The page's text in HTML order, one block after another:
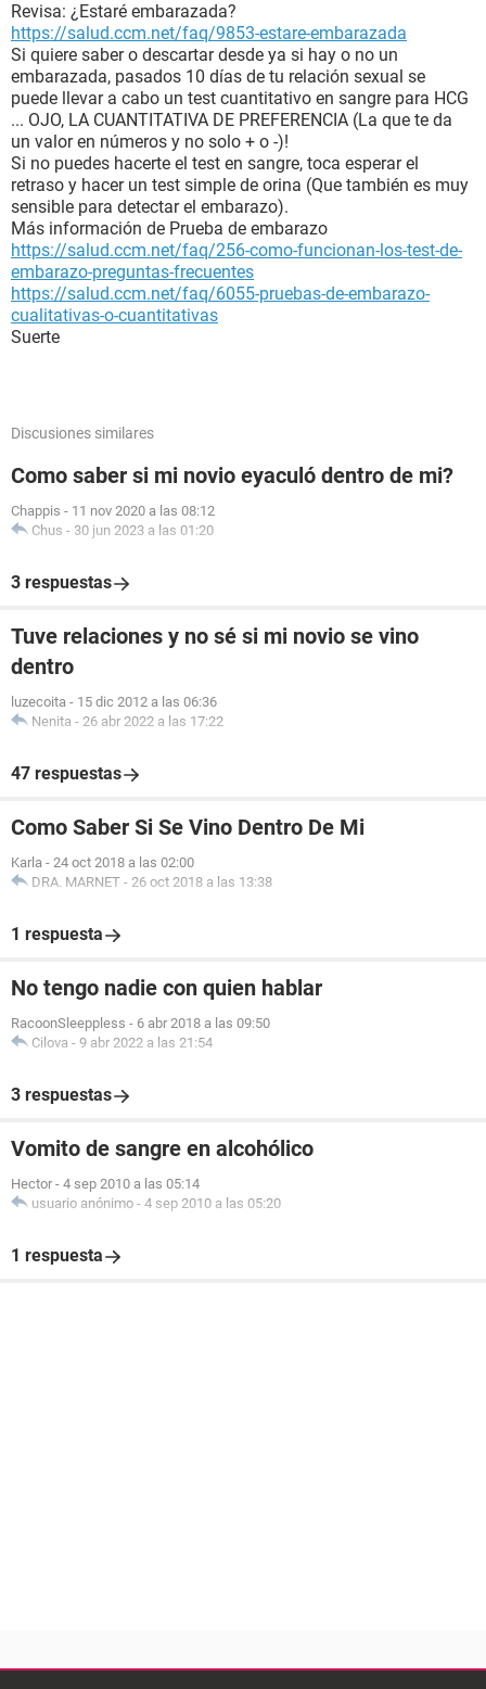
Revisa: ¿Estaré embarazada?
https://salud.ccm.net/faq/9853-estare-embarazada
Si quiere saber o descartar desde ya si hay o no un
embarazada, pasados 10 días de tu relación sexual se
puede llevar a cabo un test cuantitativo en sangre para HCG
... OJO, LA CUANTITATIVA DE PREFERENCIA (La que te da
un valor en números y no solo + o -)!
Si no puedes hacerte el test en sangre, toca esperar el
retraso y hacer un test simple de orina (Que también es muy
sensible para detectar el embarazo).
Más información de Prueba de embarazo
https://salud.ccm.net/faq/256-como-funcionan-los-test-de-
embarazo-preguntas-frecuentes
https://salud.ccm.net/faq/6055-pruebas-de-embarazo-
cualitativas-o-cuantitativas
Suerte
Discusiones similares
Como saber si mi novio eyaculó dentro de mi?
Chappis - 11 nov 2020 a las 08:12
Chus - 30 jun 2023 a las 01:20
3 respuestas
Tuve relaciones y no sé si mi novio se vino
dentro
luzecoita - 15 dic 2012 a las 06:36
Nenita - 26 abr 2022 a las 17:22
47 respuestas
Como Saber Si Se Vino Dentro De Mi
Karla - 24 oct 2018 a las 02:00
DRA. MARNET - 26 oct 2018 a las 13:38
1 respuesta
No tengo nadie con quien hablar
RacoonSleeppless - 6 abr 2018 a las 09:50
Cilova - 9 abr 2022 a las 21:54
3 respuestas
Vomito de sangre en alcohólico
Hector - 4 sep 2010 a las 05:14
usuario anónimo - 4 sep 2010 a las 05:20
1 respuesta